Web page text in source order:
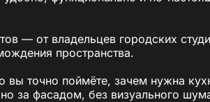
— от владельцев городских
пространства.
вы точно поймёте, зачем нужна
за фасадом, без визуального